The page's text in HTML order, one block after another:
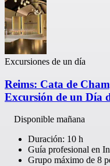
Excursiones de un día
Reims: Cata de
Excursión de un Día
Disponible mañana
Duración: 10 h
Guía profesional en
Grupo máximo de 8